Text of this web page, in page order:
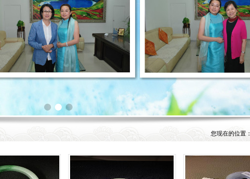
您现在的位置：